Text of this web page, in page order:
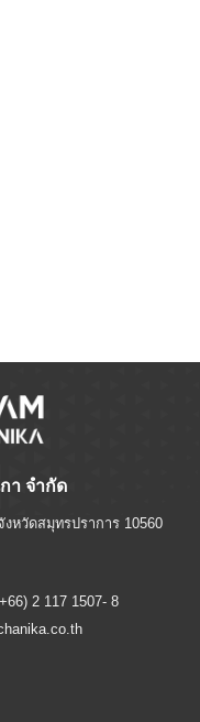
า จำกัด
หวัดสมุทรปราการ 10560
2 117 1507- 8